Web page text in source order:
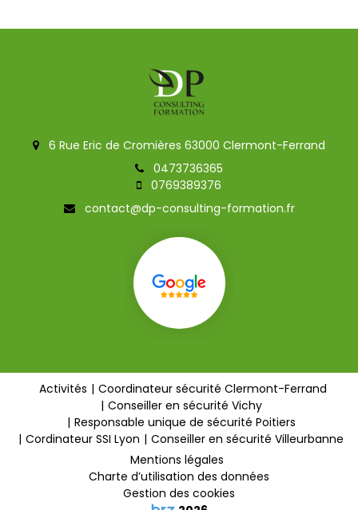
6 Rue Eric de Cromières 63000 Clermont-Ferrand
0473736365
0769389376
contact@dp-consulting-formation.fr
Activités
Coordinateur sécurité Clermont-Ferrand
Conseiller en sécurité Vichy
Responsable unique de sécurité Poitiers
Cordinateur SSI Lyon
Conseiller en sécurité Villeurbanne
Mentions légales
Charte d’utilisation des données
Gestion des cookies